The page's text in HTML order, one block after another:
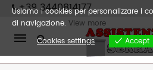
+39 3440814177
Mobile
navigation
Usiamo i cookies per personalizzare i
di navigazione. View more
Cookies settings
Accept